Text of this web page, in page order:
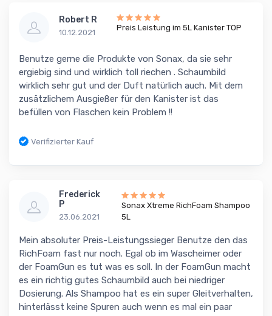
Robert R
10.12.2021
Preis Leistung im 5L Kanister TOP
Benutze gerne die Produkte von Sonax, da sie sehr
ergiebig sind und wirklich toll riechen . Schaumbild
wirklich sehr gut und der Duft natürlich auch. Mit dem
zusätzlichem Ausgießer für den Kanister ist das
befüllen von Flaschen kein Problem !!
Verifizierter Kauf
Frederick
P
23.06.2021
Sonax Xtreme RichFoam Shampoo
5L
Mein absoluter Preis-Leistungssieger Benutze den das
RichFoam fast nur noch. Egal ob im Wascheimer oder
der FoamGun es tut was es soll. In der FoamGun macht
es ein richtig gutes Schaumbild auch bei niedriger
Dosierung. Als Shampoo hat es ein super Gleitverhalten,
hinterlässt keine Spuren auch wenn es mal ein paar